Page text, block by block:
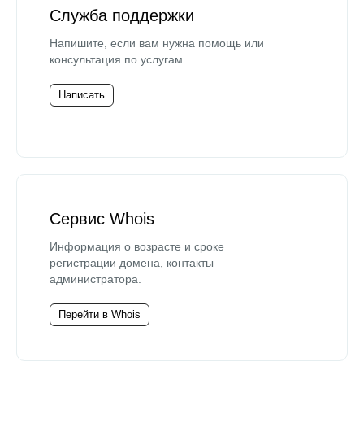
Служба поддержки
Напишите, если вам нужна помощь или
консультация по услугам.
Написать
Сервис Whois
Информация о возрасте и сроке
регистрации домена, контакты
администратора.
Перейти в Whois